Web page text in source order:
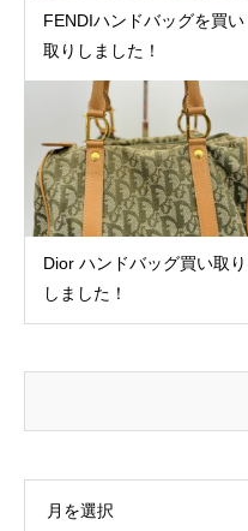
FENDIハンドバッグを買い
取りしました！
Dior ハンドバッグ買い取り
しました！
月を選択